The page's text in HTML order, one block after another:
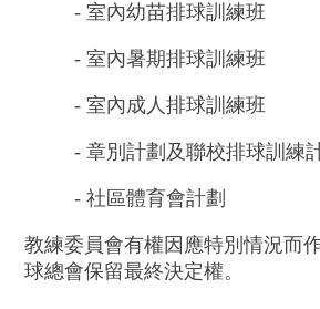
- 室內幼苗排球訓練班
- 室內暑期排球訓練班
- 室內成人排球訓練班
- 章別計劃及聯校排球訓練
- 社區體育會計劃
教練委員會有權因應特別情況而
球總會保留最終決定權。